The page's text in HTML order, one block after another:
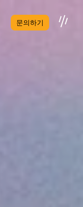
문의하기